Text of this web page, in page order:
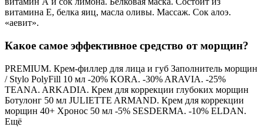
витамина Е, белка яиц, масла оливы. Массаж. Сок алоэ.
«аевит».
Какое самое эффективное средство от морщин?
PREMIUM. Крем-филлер для лица и губ Заполнитель морщин
/ Stylo PolyFill 10 мл -20% KORA. -30% ARAVIA. -25%
TEANA. ARKADIA. Крем для коррекции глубоких морщин
Ботулонг 50 мл JULIETTE ARMAND. Крем для коррекции
морщин 40+ Хронос 50 мл -5% SESDERMA. -10% ELDAN.
Ещё